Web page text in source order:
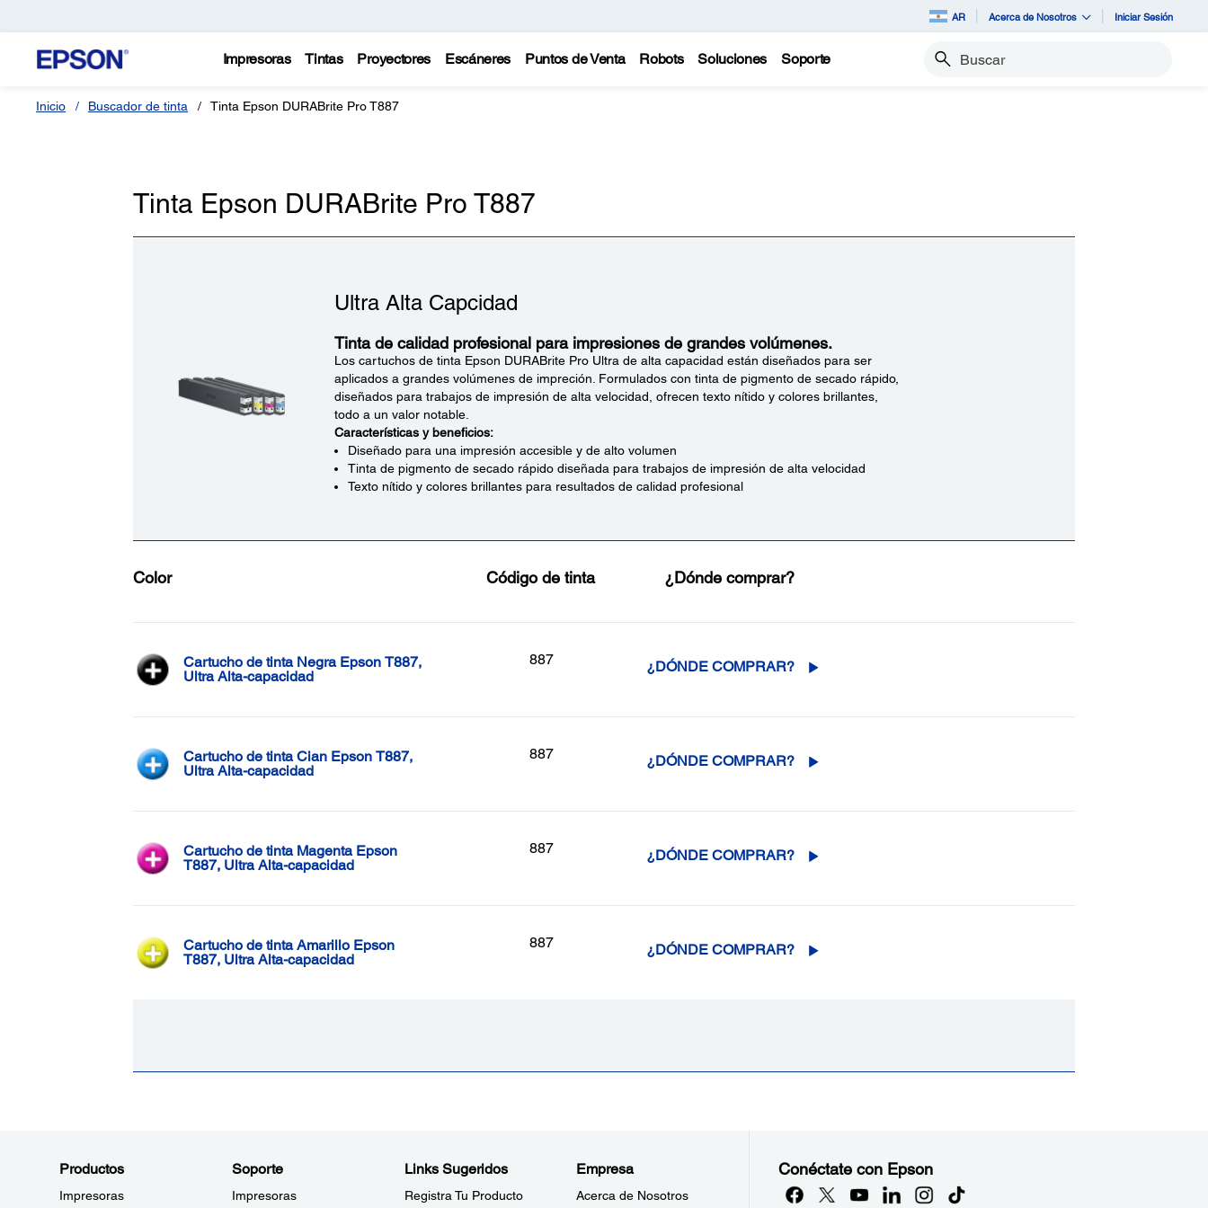
AR Acerca de Nosotros Iniciar Sesión
Impresoras Tintas Proyectores Escáneres Puntos de Venta Robots Soluciones Soporte Buscar
Inicio Buscador de tinta Tinta Epson DURABrite Pro T887
Tinta Epson DURABrite Pro T887
Ultra Alta Capcidad
Tinta de calidad profesional para impresiones de grandes volúmenes.
Los cartuchos de tinta Epson DURABrite Pro Ultra de alta capacidad están diseñados para ser
aplicados a grandes volúmenes de impreción. Formulados con tinta de pigmento de secado rápido,
diseñados para trabajos de impresión de alta velocidad, ofrecen texto nítido y colores brillantes,
todo a un valor notable.
Características y beneficios:
Diseñado para una impresión accesible y de alto volumen
Tinta de pigmento de secado rápido diseñada para trabajos de impresión de alta velocidad
Texto nítido y colores brillantes para resultados de calidad profesional
Color Código de tinta ¿Dónde comprar?
Cartucho de tinta Negra Epson T887,
Ultra Alta-capacidad
887 ¿DÓNDE COMPRAR?
Cartucho de tinta Cian Epson T887,
Ultra Alta-capacidad
887 ¿DÓNDE COMPRAR?
Cartucho de tinta Magenta Epson
T887, Ultra Alta-capacidad
887 ¿DÓNDE COMPRAR?
Cartucho de tinta Amarillo Epson
T887, Ultra Alta-capacidad
887 ¿DÓNDE COMPRAR?
Productos
Impresoras
Soporte
Impresoras
Links Sugeridos
Registra Tu Producto
Empresa
Acerca de Nosotros
Conéctate con Epson